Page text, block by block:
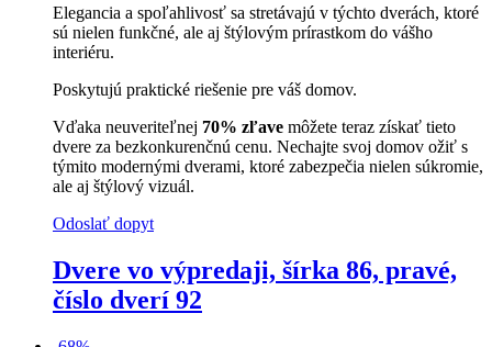
Elegancia a spoľahlivosť sa stretávajú v týchto dverách, ktoré
sú nielen funkčné, ale aj štýlovým prírastkom do vášho
interiéru.
Poskytujú praktické riešenie pre váš domov.
Vďaka neuveriteľnej 70% zľave môžete teraz získať tieto
dvere za bezkonkurenčnú cenu. Nechajte svoj domov ožiť s
týmito modernými dverami, ktoré zabezpečia nielen súkromie,
ale aj štýlový vizuál.
Odoslať dopyt
Dvere vo výpredaji, šírka 86, pravé,
číslo dverí 92